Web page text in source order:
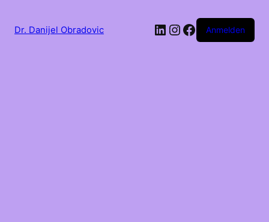
Dr. Danijel Obradovic LinkedIn
Instagram
Facebook
Anmelden